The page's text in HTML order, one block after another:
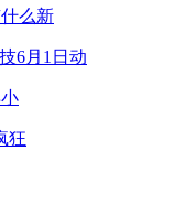
么新
6月1日动
狂